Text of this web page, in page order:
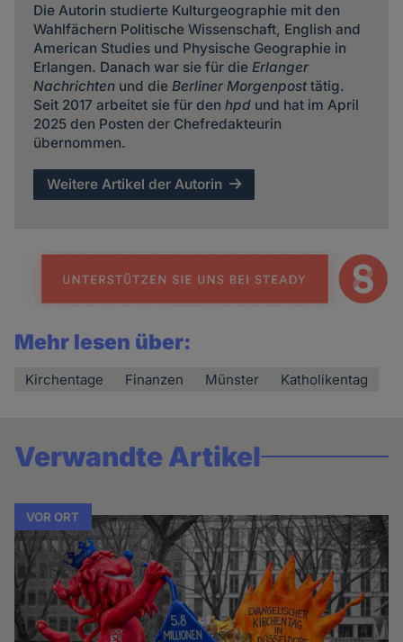
Die Autorin studierte Kulturgeographie mit den
Wahlfächern Politische Wissenschaft, English and
American Studies und Physische Geographie in
Erlangen. Danach war sie für die Erlanger
Nachrichtenund die Berliner Morgenposttätig.
Seit 2017 arbeitet sie für den hpdund hat im April
2025 den Posten der Chefredakteurin
übernommen.
Weitere Artikel der Autorin
Mehr lesen über:
Kirchentage Finanzen Münster Katholikentag
Verwandte Artikel
VOR ORT